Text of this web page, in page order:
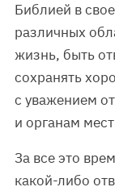
Библией в
различных
жизнь, быть
сохранять
с уважением
и органам
За все это
какой-либо